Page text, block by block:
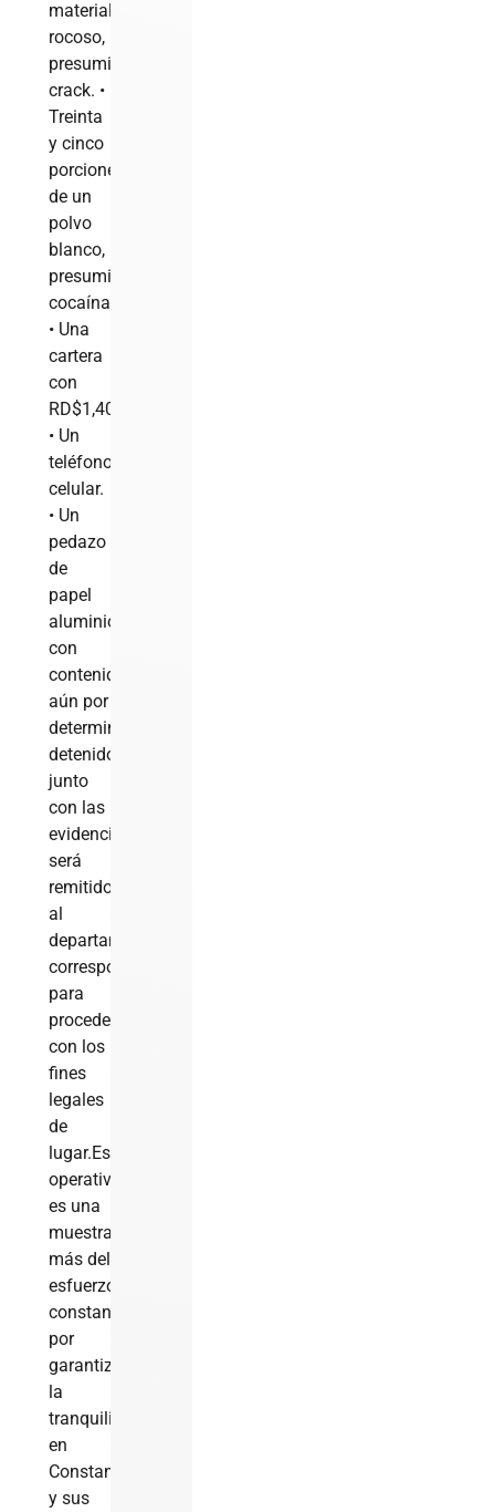
material
rocoso,
presumiblemente
crack. •
Treinta
y cinco
porciones
de un
polvo
blanco,
presumiblemente
cocaína.
• Una
cartera
con
RD$1,400.
• Un
teléfono
celular.
• Un
pedazo
de
papel
aluminio
con
contenido
aún por
determinar.El
detenido,
junto
con las
evidencias,
será
remitido
al
departamento
correspondiente
para
proceder
con los
fines
legales
de
lugar.Este
operativo
es una
muestra
más del
esfuerzo
constante
por
garantizar
la
tranquilidad
en
Constanza
y sus